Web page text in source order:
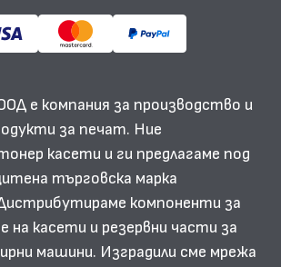
е компания за производство и
за печат. Ние
касети и ги предлагаме под
търговска марка
Дистрибутираме компоненти за
на касети и резервни части за
машини. Изградили сме мрежа